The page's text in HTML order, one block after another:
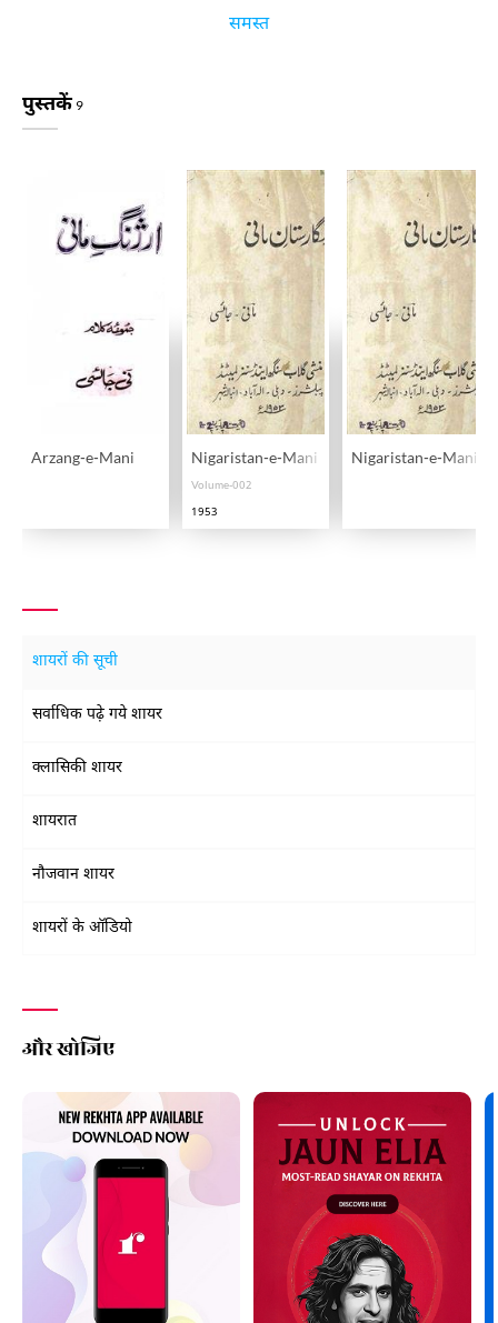
समस्त
पुस्तकें 9
Arzang-e-Mani Nigaristan-e-Mani
Volume-002
1953
Nigaristan-e-Mani
शायरों की सूची
सर्वाधिक पढ़े गये शायर
क्लासिकी शायर
शायरात
नौजवान शायर
शायरों के ऑडियो
और खोजिए